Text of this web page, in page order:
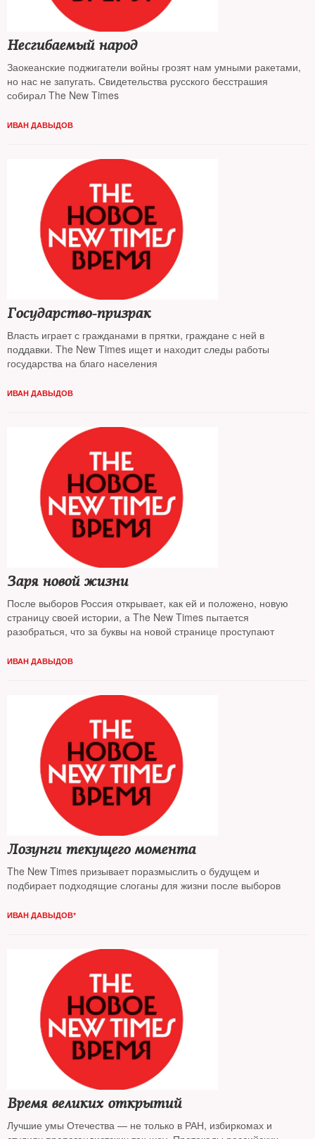
Несгибаемый народ
Заокеанские поджигатели войны грозят нам умными ракетами,
но нас не запугать. Свидетельства русского бесстрашия
собирал The New Times
ИВАН ДАВЫДОВ
Государство-призрак
Власть играет с гражданами в прятки, граждане с ней в
поддавки. The New Times ищет и находит следы работы
государства на благо населения
ИВАН ДАВЫДОВ
Заря новой жизни
После выборов Россия открывает, как ей и положено, новую
страницу своей истории, а The New Times пытается
разобраться, что за буквы на новой странице проступают
ИВАН ДАВЫДОВ
Лозунги текущего момента
The New Times призывает поразмыслить о будущем и
подбирает подходящие слоганы для жизни после выборов
ИВАН ДАВЫДОВ*
Время великих открытий
Лучшие умы Отечества — не только в РАН, избиркомах и